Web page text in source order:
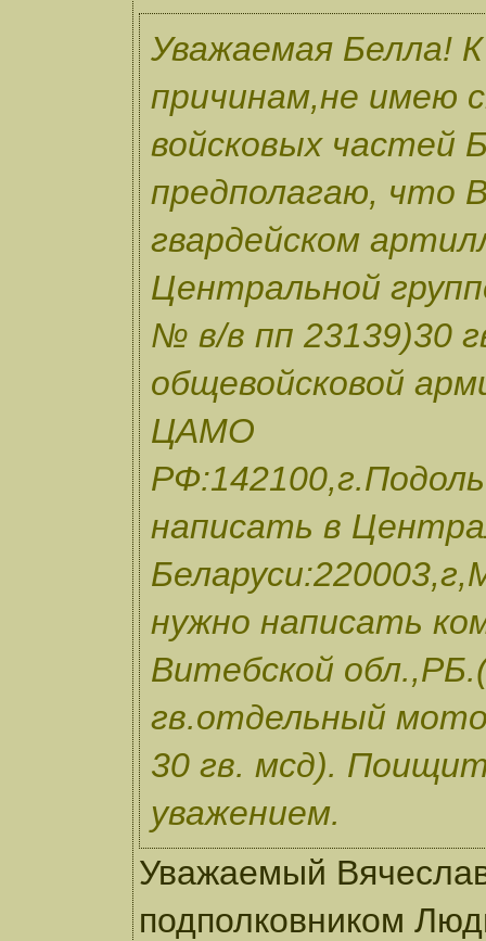
Уважаемая Белла!
причинам,не имею
войсковых частей
предполагаю, что
гвардейском
Центральной
№ в/в пп 23139)30
общевойсковой
ЦАМО
написать в
нужно написать
Витебской
гв.отдельный
30 гв. мсд).
уважением.
Уважаемый
подполковником